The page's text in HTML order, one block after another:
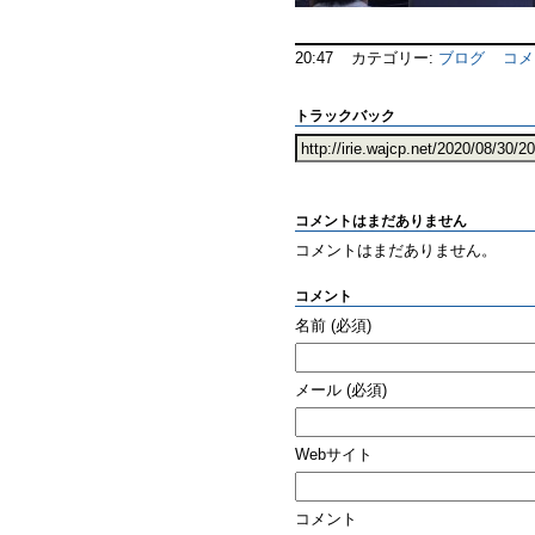
20:47 カテゴリー: ブログ コ
トラックバック
コメントはまだありません
コメントはまだありません。
コメント
名前 (必須)
メール (必須)
Webサイト
コメント